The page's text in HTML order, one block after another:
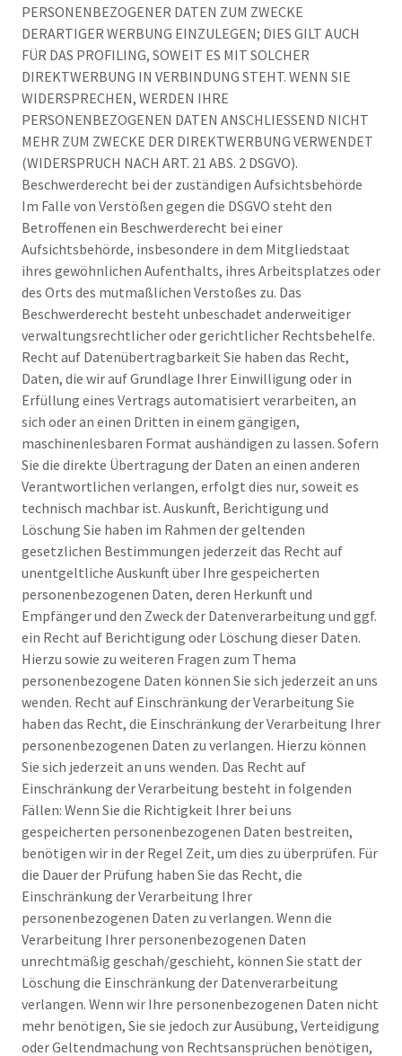
PERSONENBEZOGENER DATEN ZUM ZWECKE
DERARTIGER WERBUNG EINZULEGEN; DIES GILT AUCH
FÜR DAS PROFILING, SOWEIT ES MIT SOLCHER
DIREKTWERBUNG IN VERBINDUNG STEHT. WENN SIE
WIDERSPRECHEN, WERDEN IHRE
PERSONENBEZOGENEN DATEN ANSCHLIESSEND NICHT
MEHR ZUM ZWECKE DER DIREKTWERBUNG VERWENDET
(WIDERSPRUCH NACH ART. 21 ABS. 2 DSGVO).
Beschwerderecht bei der zuständigen Aufsichtsbehörde
Im Falle von Verstößen gegen die DSGVO steht den
Betroffenen ein Beschwerderecht bei einer
Aufsichtsbehörde, insbesondere in dem Mitgliedstaat
ihres gewöhnlichen Aufenthalts, ihres Arbeitsplatzes oder
des Orts des mutmaßlichen Verstoßes zu. Das
Beschwerderecht besteht unbeschadet anderweitiger
verwaltungsrechtlicher oder gerichtlicher Rechtsbehelfe.
Recht auf Datenübertragbarkeit Sie haben das Recht,
Daten, die wir auf Grundlage Ihrer Einwilligung oder in
Erfüllung eines Vertrags automatisiert verarbeiten, an
sich oder an einen Dritten in einem gängigen,
maschinenlesbaren Format aushändigen zu lassen. Sofern
Sie die direkte Übertragung der Daten an einen anderen
Verantwortlichen verlangen, erfolgt dies nur, soweit es
technisch machbar ist. Auskunft, Berichtigung und
Löschung Sie haben im Rahmen der geltenden
gesetzlichen Bestimmungen jederzeit das Recht auf
unentgeltliche Auskunft über Ihre gespeicherten
personenbezogenen Daten, deren Herkunft und
Empfänger und den Zweck der Datenverarbeitung und ggf.
ein Recht auf Berichtigung oder Löschung dieser Daten.
Hierzu sowie zu weiteren Fragen zum Thema
personenbezogene Daten können Sie sich jederzeit an uns
wenden. Recht auf Einschränkung der Verarbeitung Sie
haben das Recht, die Einschränkung der Verarbeitung Ihrer
personenbezogenen Daten zu verlangen. Hierzu können
Sie sich jederzeit an uns wenden. Das Recht auf
Einschränkung der Verarbeitung besteht in folgenden
Fällen: Wenn Sie die Richtigkeit Ihrer bei uns
gespeicherten personenbezogenen Daten bestreiten,
benötigen wir in der Regel Zeit, um dies zu überprüfen. Für
die Dauer der Prüfung haben Sie das Recht, die
Einschränkung der Verarbeitung Ihrer
personenbezogenen Daten zu verlangen. Wenn die
Verarbeitung Ihrer personenbezogenen Daten
unrechtmäßig geschah/geschieht, können Sie statt der
Löschung die Einschränkung der Datenverarbeitung
verlangen. Wenn wir Ihre personenbezogenen Daten nicht
mehr benötigen, Sie sie jedoch zur Ausübung, Verteidigung
oder Geltendmachung von Rechtsansprüchen benötigen,